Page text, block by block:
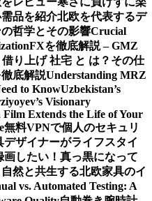
品を紹介北欧を代表するデ
哲学とその影響Crucial
FXを徹底解説 – GMZ
借り上げ 社宅 と は？その仕
底解説Understanding MRZ
to KnowUzbekistan’s
Visionary
Extends the Life of Your
無料VPNで個人のセキュリ
ザイナーがライフスタイ
したい！真っ黒になって
自然と共生する北欧家具のイ
vs. Automated Testing: A